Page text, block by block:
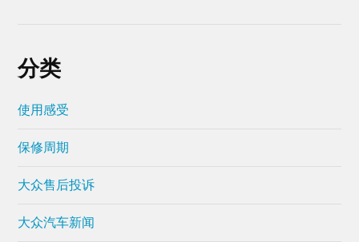
分类
使用感受
保修周期
大众售后投诉
大众汽车新闻